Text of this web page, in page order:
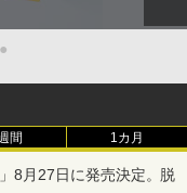
●
間 1カ月
8月27日に発売決定。脱